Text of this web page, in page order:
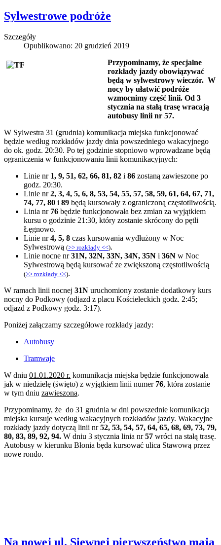
Sylwestrowe podróże
Szczegóły
Opublikowano: 20 grudzień 2019
Przypominamy, że specjalne
rozkłady jazdy obowiązywać
będą w sylwestrowy wieczór. W
nocy by ułatwić podróże
wzmocnimy część linii. Od 3
stycznia na stałą trasę wracają
autobusy linii nr 57.
W Sylwestra 31 (grudnia) komunikacja miejska funkcjonować
będzie według rozkładów jazdy dnia powszedniego wakacyjnego
do ok. godz. 20:30. Po tej godzinie stopniowo wprowadzane będą
ograniczenia w funkcjonowaniu linii komunikacyjnych:
Linie nr 1, 9, 51, 62, 66, 81, 82 i 86 zostaną zawieszone po
godz. 20:30.
Linie nr2, 3, 4, 5, 6, 8, 53, 54, 55, 57, 58, 59, 61, 64, 67, 71,
74, 77, 80 i 89 będą kursowały z ograniczoną częstotliwością.
Linia nr 76 będzie funkcjonowała bez zmian za wyjątkiem
kursu o godzinie 21:30, który zostanie skrócony do pętli
Łęgnowo.
Linie nr4, 5, 8 czas kursowania wydłużony w Noc
Sylwestrową (>> rozkłady <<).
Linie nocne nr31N, 32N, 33N, 34N, 35N i 36N w Noc
Sylwestrową będą kursować ze zwiększoną częstotliwością
(>> rozkłady <<).
W ramach linii nocnej 31N uruchomiony zostanie dodatkowy kurs
nocny do Podkowy (odjazd z placu Kościeleckich godz. 2:45;
odjazd z Podkowy godz. 3:17).
Poniżej załączamy szczegółowe rozkłady jazdy:
Autobusy
Tramwaje
W dniu 01.01.2020 r. komunikacja miejska będzie funkcjonowała
jak w niedzielę (święto) z wyjątkiem linii numer 76, która zostanie
w tym dniu zawieszona.
Przypominamy, że do 31 grudnia w dni powszednie komunikacja
miejska kursuje według wakacyjnych rozkładów jazdy. Wakacyjne
rozkłady jazdy dotyczą linii nr52, 53, 54, 57, 64, 65, 68, 69, 73, 79,
80, 83, 89, 92, 94. W dniu 3 stycznia linia nr57 wróci na stałą trasę.
Autobusy w kierunku Błonia będa kursować ulica Stawową przez
nowe rondo.
Na nowej ul. Siewnej pierwszeństwo mają